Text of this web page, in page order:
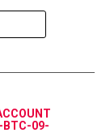
BTC-09-